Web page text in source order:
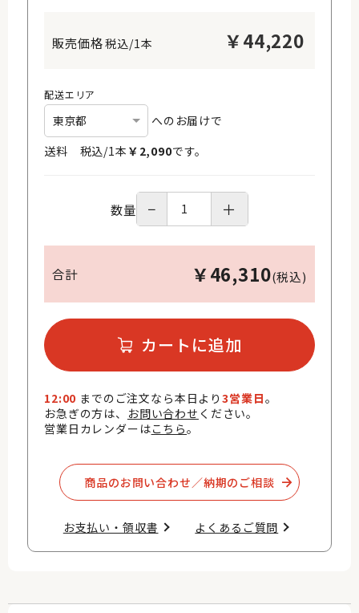
税込/1本 ￥44,220
配送エリア
へのお届けで
送料 税込/1本 ￥ 2,090です。
数量 − ＋
合計 ￥46,310(税込)
カートに追加
12:00 までのご注文なら本日より3営業日。
お急ぎの方は、 お問い合わせ ください。
営業日カレンダーはこちら。
商品のお問い合わせ／納期のご相談​
お支払い・領収書​ よくあるご質問​